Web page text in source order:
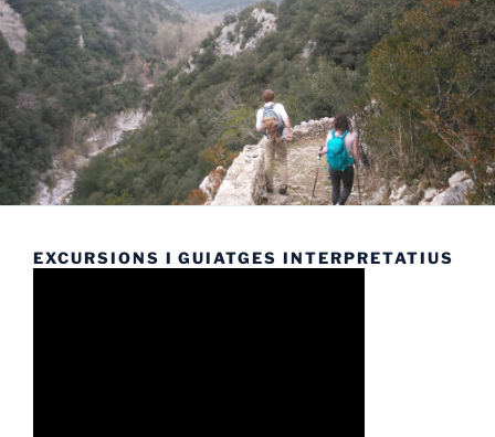
EXCURSIONS I GUIATGES INTERPRETATIUS